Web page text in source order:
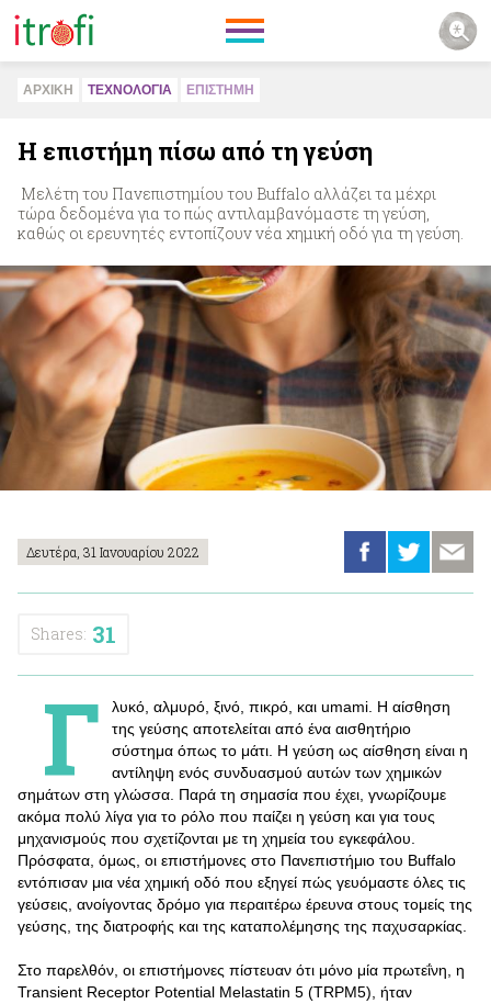
ΑΡΧΙΚΗ ΤΕΧΝΟΛΟΓΙΑ ΕΠΙΣΤΗΜΗ
Η επιστήμη πίσω από τη γεύση
Μελέτη του Πανεπιστημίου του Buffalo αλλάζει τα μέχρι
τώρα δεδομένα για το πώς αντιλαμβανόμαστε τη γεύση,
καθώς οι ερευνητές εντοπίζουν νέα χημική οδό για τη γεύση.
Δευτέρα, 31 Ιανουαρίου 2022
Shares: 31
Γ
λυκό, αλμυρό, ξινό, πικρό, και umami. Η αίσθηση
της γεύσης αποτελείται από ένα αισθητήριο
σύστημα όπως το μάτι. Η γεύση ως αίσθηση είναι η
αντίληψη ενός συνδυασμού αυτών των χημικών
σημάτων στη γλώσσα. Παρά τη σημασία που έχει, γνωρίζουμε
ακόμα πολύ λίγα για το ρόλο που παίζει η γεύση και για τους
μηχανισμούς που σχετίζονται με τη χημεία του εγκεφάλου.
Πρόσφατα, όμως, οι επιστήμονες στο Πανεπιστήμιο του Buffalo
εντόπισαν μια νέα χημική οδό που εξηγεί πώς γευόμαστε όλες τις
γεύσεις, ανοίγοντας δρόμο για περαιτέρω έρευνα στους τομείς της
γεύσης, της διατροφής και της καταπολέμησης της παχυσαρκίας.
Στο παρελθόν, οι επιστήμονες πίστευαν ότι μόνο μία πρωτεΐνη, η
Transient Receptor Potential Melastatin 5 (TRPM5), ήταν